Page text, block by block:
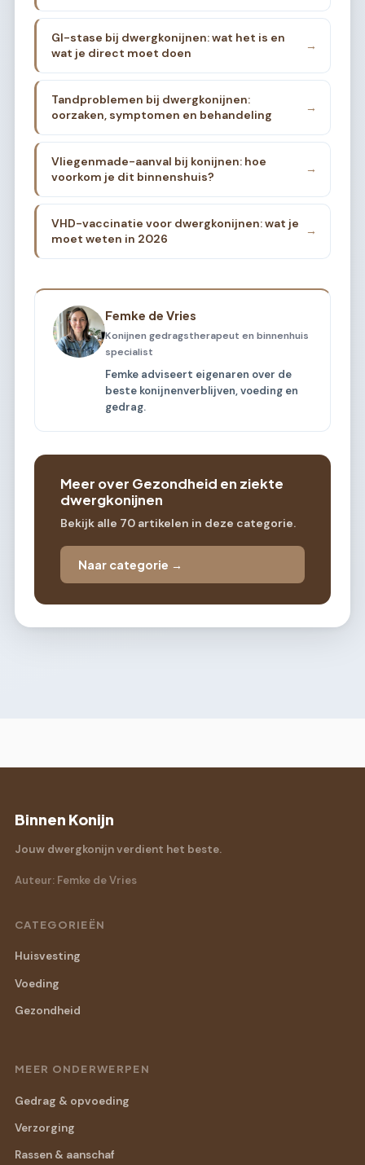
GI-stase bij dwergkonijnen: wat het is en
wat je direct moet doen
→
Tandproblemen bij dwergkonijnen:
oorzaken, symptomen en behandeling
→
Vliegenmade-aanval bij konijnen: hoe
voorkom je dit binnenshuis?
→
VHD-vaccinatie voor dwergkonijnen: wat je
moet weten in 2026
→
Femke de Vries
Konijnen gedragstherapeut en binnenhuis
specialist
Femke adviseert eigenaren over de
beste konijnenverblijven, voeding en
gedrag.
Meer over Gezondheid en ziekte
dwergkonijnen
Bekijk alle 70 artikelen in deze categorie.
Naar categorie →
Binnen Konijn
Jouw dwergkonijn verdient het beste.
Auteur: Femke de Vries
CATEGORIEËN
Huisvesting
Voeding
Gezondheid
MEER ONDERWERPEN
Gedrag & opvoeding
Verzorging
Rassen & aanschaf